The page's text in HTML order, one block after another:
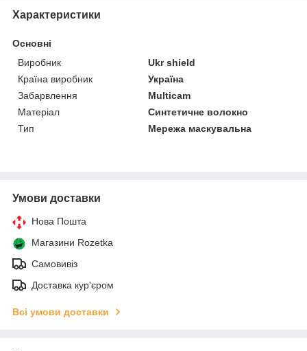
Характеристики
Основні
Виробник
Ukr shield
Країна виробник
Україна
Забарвлення
Multicam
Матеріал
Синтетичне волокно
Тип
Мережа маскувальна
Умови доставки
Нова Пошта
Магазини Rozetka
Самовивіз
Доставка кур'єром
Всі умови доставки